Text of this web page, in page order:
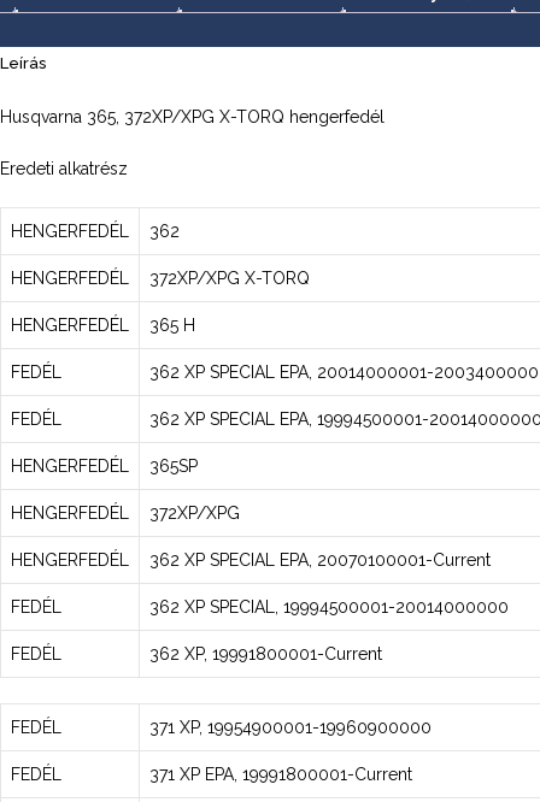
Leírás
Husqvarna 365, 372XP/XPG X-TORQ hengerfedél
Eredeti alkatrész
HENGERFEDÉL 362
HENGERFEDÉL 372XP/XPG X-TORQ
HENGERFEDÉL 365 H
FEDÉL 362 XP SPECIAL EPA, 20014000001-
FEDÉL 362 XP SPECIAL EPA, 19994500001-
HENGERFEDÉL 365SP
HENGERFEDÉL 372XP/XPG
HENGERFEDÉL 362 XP SPECIAL EPA, 20070100001-Current
FEDÉL 362 XP SPECIAL, 19994500001-20014000000
FEDÉL 362 XP, 19991800001-Current
FEDÉL 371 XP, 19954900001-19960900000
FEDÉL 371 XP EPA, 19991800001-Current